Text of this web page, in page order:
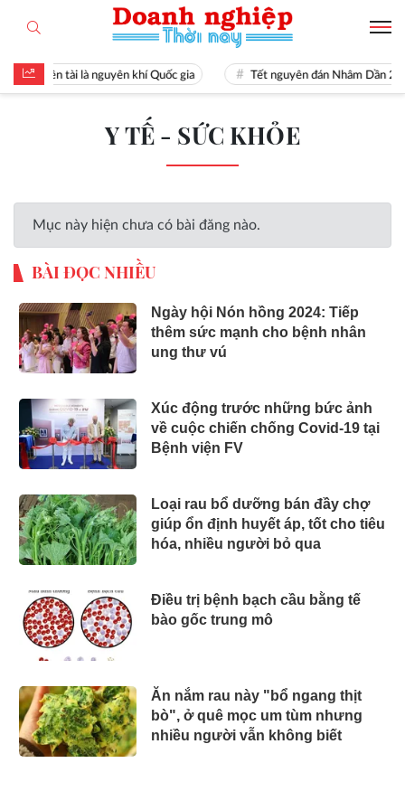
Hiền tài là nguyên khí Quốc gia Tết nguyên đán Nhâm Dần
Y TẾ - SỨC KHỎE
Mục này hiện chưa có bài đăng nào.
BÀI ĐỌC NHIỀU
Ngày hội Nón hồng 2024: Tiếp
thêm sức mạnh cho bệnh nhân
ung thư vú
Xúc động trước những bức ảnh
về cuộc chiến chống Covid-19 tại
Bệnh viện FV
Loại rau bổ dưỡng bán đầy chợ
giúp ổn định huyết áp, tốt cho tiêu
hóa, nhiều người bỏ qua
Điều trị bệnh bạch cầu bằng tế
bào gốc trung mô
Ăn nắm rau này "bổ ngang thịt
bò", ở quê mọc um tùm nhưng
nhiều người vẫn không biết